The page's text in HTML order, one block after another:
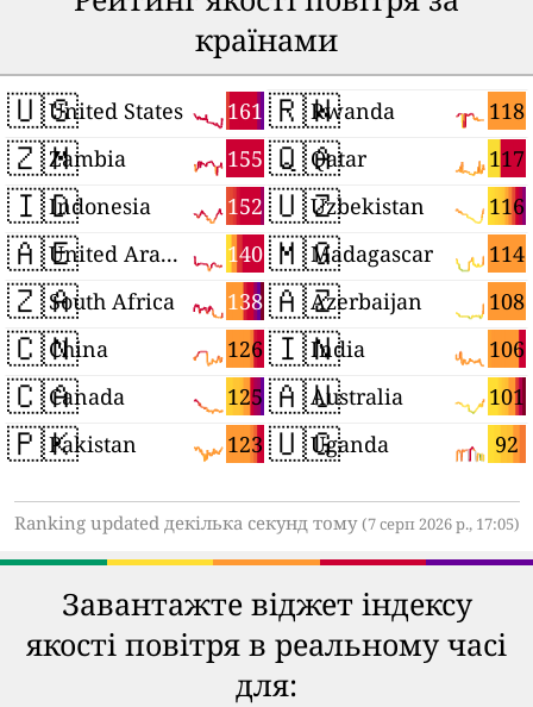
країнами
🇺🇸 161
United States
🇿🇲 155
Zambia
🇮🇩 152
Indonesia
🇦🇪 140
United Arab Emirates
🇿🇦 138
South Africa
🇨🇳 126
China
🇨🇦 125
Canada
🇵🇰 123
Pakistan
🇷🇼 118
Rwanda
🇶🇦 117
Qatar
🇺🇿 116
Uzbekistan
🇲🇬 114
Madagascar
🇦🇿 108
Azerbaijan
🇮🇳 106
India
🇦🇺 101
Australia
🇺🇬 92
Uganda
Ranking updated декілька секунд тому(7 серп 2026 р., 17:05)
Завантажте віджет індексу
якості повітря в реальному часі
для: